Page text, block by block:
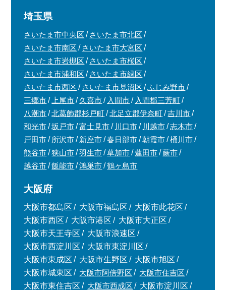
埼玉県
さいたま市中央区
さいたま市北区
さいたま市南区
さいたま市大宮区
さいたま市岩槻区
さいたま市桜区
さいたま市浦和区
さいたま市緑区
さいたま市西区
さいたま市見沼区
ふじみ野市
三郷市
上尾市 久喜市 入間市
入間郡三芳町
八潮市
北葛飾郡杉戸町 北足立郡伊奈町
吉川市
和光市
坂戸市 富士見市 川口市 川越市
志木市
戸田市
所沢市 新座市 春日部市 朝霞市
桶川市
熊谷市
狭山市 羽生市 草加市 蓮田市
蕨市
越谷市
飯能市 鴻巣市 鶴ヶ島市
大阪府
大阪市都島区 大阪市福島区
大阪市此花区
大阪市西区
大阪市港区
大阪市大正区
大阪市天王寺区
大阪市浪速区
大阪市西淀川区
大阪市東淀川区
大阪市東成区
大阪市生野区
大阪市旭区
大阪市城東区
大阪市阿倍野区
大阪市住吉区
大阪市東住吉区
大阪市西成区 大阪市淀川区